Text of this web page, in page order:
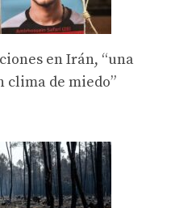
en Irán, “una
clima de miedo”